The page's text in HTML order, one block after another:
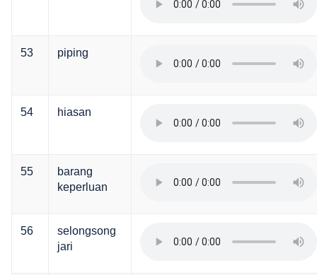
53 piping
54 hiasan
55
barang
keperluan
56
selongsong
jari